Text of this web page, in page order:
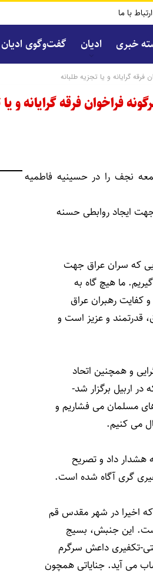
ارتباط با ما
خبری ادیان گفت‌و‌گوی ادیان
گرایانه و یا تجزیه طلبانه
فرقه گرایانه و یا
نجف را در حسینیه فاطمیه
جهت ایجاد روابطی حسنه
که سران عراق جهت
ما هیچ گاه به
کفایت رهبران عراق
قدرتمند و عزیز است و
و همچنین اتحاد
در اربیل برگزار شد-
مسلمان می فشاریم و
می کنیم.
هشدار داد و تصریح
گری آگاه شده است.
اخیرا در شهر مقدس قم
این جنبش، بسیج
تکفیری داعش سرگرم
می آید. جنایاتی همچون